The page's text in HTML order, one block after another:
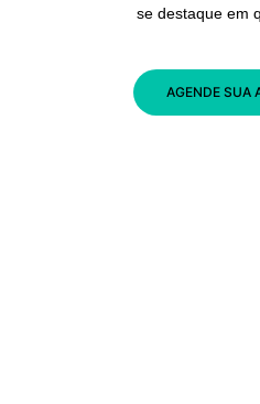
se destaque em
AGENDE SUA